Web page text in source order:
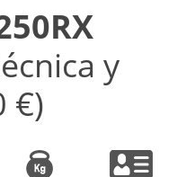
y
€)